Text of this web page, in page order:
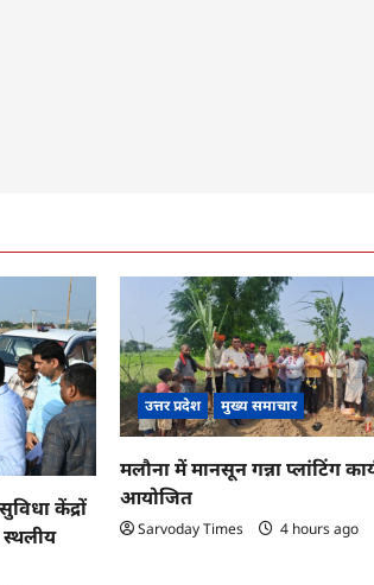
केंद्रों
स्थलीय
उत्तर प्रदेश मुख्य समाचार
मलौना में मानसून गन्ना प्लांटिंग
आयोजित
Sarvoday Times 4 hours ago